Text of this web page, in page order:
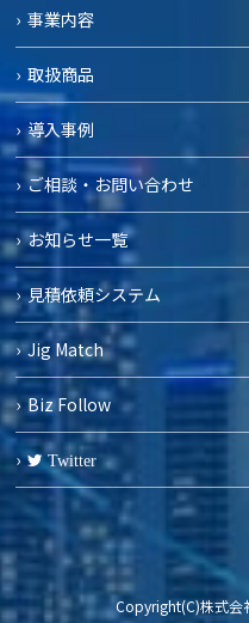
事業内容
取扱商品
導入事例
ご相談・お問い合わせ
お知らせ一覧
見積依頼システム
Jig Match
Biz Follow
Twitter
Copyright(C)株式会